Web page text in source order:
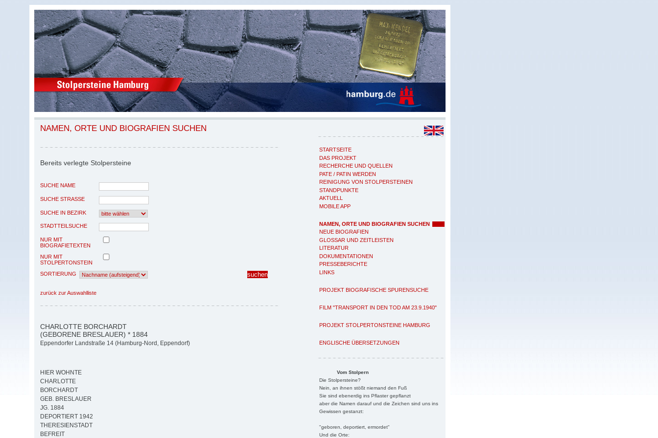
STARTSEITE
DAS PROJEKT
RECHERCHE UND QUELLEN
PATE / PATIN WERDEN
REINIGUNG VON STOLPERSTEINEN
STANDPUNKTE
AKTUELL
MOBILE APP
NAMEN, ORTE UND BIOGRAFIEN SUCHEN
NEUE BIOGRAFIEN
GLOSSAR UND ZEITLEISTEN
LITERATUR
DOKUMENTATIONEN
PRESSEBERICHTE
LINKS
PROJEKT BIOGRAFISCHE SPURENSUCHE
FILM "TRANSPORT IN DEN TOD AM 23.9.1940"
PROJEKT STOLPERTONSTEINE HAMBURG
ENGLISCHE ÜBERSETZUNGEN
Vom Stolpern
Die Stolpersteine?
Nein, an ihnen stößt niemand den Fuß
Sie sind ebenerdig ins Pflaster gepflanzt
aber die Namen darauf und die Zeichen sind uns ins
Gewissen gestanzt:
"geboren, deportiert, ermordet"
Und die Orte:
NAMEN, ORTE UND BIOGRAFIEN SUCHEN
Bereits verlegte Stolpersteine
SUCHE NAME
SUCHE STRASSE
SUCHE IN BEZIRK
STADTTEILSUCHE
NUR MIT
BIOGRAFIETEXTEN
NUR MIT
STOLPERTONSTEIN
SORTIERUNG
zurück zur Auswahlliste
CHARLOTTE BORCHARDT
(GEBORENE BRESLAUER) * 1884
Eppendorfer Landstraße 14 (Hamburg-Nord, Eppendorf)
HIER WOHNTE
CHARLOTTE
BORCHARDT
GEB. BRESLAUER
JG. 1884
DEPORTIERT 1942
THERESIENSTADT
BEFREIT